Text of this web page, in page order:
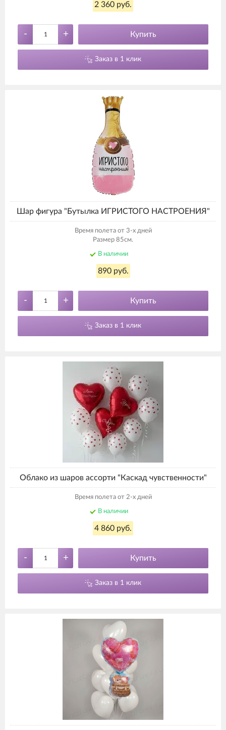
2 360 руб.
- + Купить
Заказ в 1 клик
Шар фигура "Бутылка ИГРИСТОГО НАСТРОЕНИЯ"
Время полета от 3-х дней
Размер 85см.
В наличии
890 руб.
- + Купить
Заказ в 1 клик
Облако из шаров ассорти "Каскад чувственности"
Время полета от 2-х дней
В наличии
4 860 руб.
- + Купить
Заказ в 1 клик